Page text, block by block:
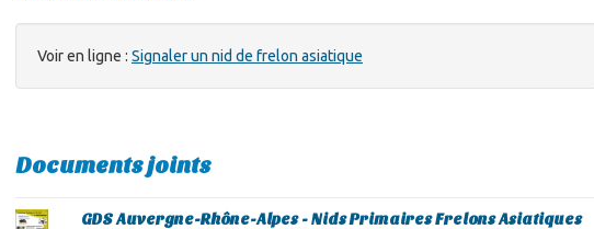
Voir en ligne : Signaler un nid de frelon asiatique
Documents joints
GDS Auvergne-Rhône-Alpes - Nids Primaires Frelons Asiatiques